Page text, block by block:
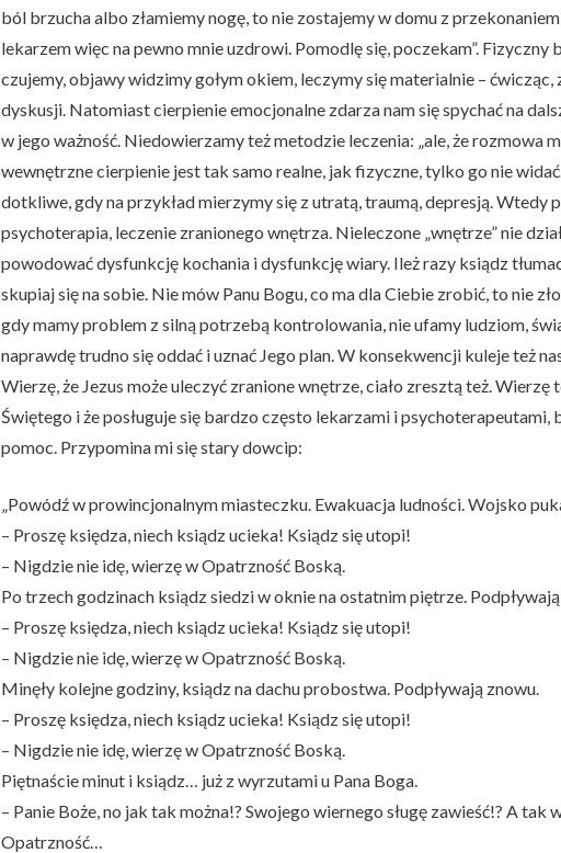
ból brzucha albo złamiemy nogę, to nie zostajemy w domu z
lekarzem więc na pewno mnie uzdrowi. Pomodlę się, poczekam”. Fizyczny
czujemy, objawy widzimy gołym okiem, leczymy się materialnie – ćwicząc,
dyskusji. Natomiast cierpienie emocjonalne zdarza nam się spychać na
w jego ważność. Niedowierzamy też metodzie leczenia: „ale, że rozmowa
wewnętrzne cierpienie jest tak samo realne, jak fizyczne, tylko go nie
dotkliwe, gdy na przykład mierzymy się z utratą, traumą, depresją. Wtedy
psychoterapia, leczenie zranionego wnętrza. Nieleczone „wnętrze” nie
powodować dysfunkcję kochania i dysfunkcję wiary. Ileż razy ksiądz
skupiaj się na sobie. Nie mów Panu Bogu, co ma dla Ciebie zrobić, to nie
gdy mamy problem z silną potrzebą kontrolowania, nie ufamy ludziom,
naprawdę trudno się oddać i uznać Jego plan. W konsekwencji kuleje też
Wierzę, że Jezus może uleczyć zranione wnętrze, ciało zresztą też. Wierzę
Świętego i że posługuje się bardzo często lekarzami i psychoterapeutami,
pomoc. Przypomina mi się stary dowcip:
„Powódź w prowincjonalnym miasteczku. Ewakuacja ludności. Wojsko
– Proszę księdza, niech ksiądz ucieka! Ksiądz się utopi!
– Nigdzie nie idę, wierzę w Opatrzność Boską.
Po trzech godzinach ksiądz siedzi w oknie na ostatnim piętrze.
– Proszę księdza, niech ksiądz ucieka! Ksiądz się utopi!
– Nigdzie nie idę, wierzę w Opatrzność Boską.
Minęły kolejne godziny, ksiądz na dachu probostwa. Podpływają znowu.
– Proszę księdza, niech ksiądz ucieka! Ksiądz się utopi!
– Nigdzie nie idę, wierzę w Opatrzność Boską.
Piętnaście minut i ksiądz… już z wyrzutami u Pana Boga.
– Panie Boże, no jak tak można!? Swojego wiernego sługę zawieść!? A tak
Opatrzność…